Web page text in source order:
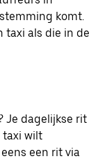
komt.
taxi als die in de
Je dagelijkse rit
taxi wilt
een rit via